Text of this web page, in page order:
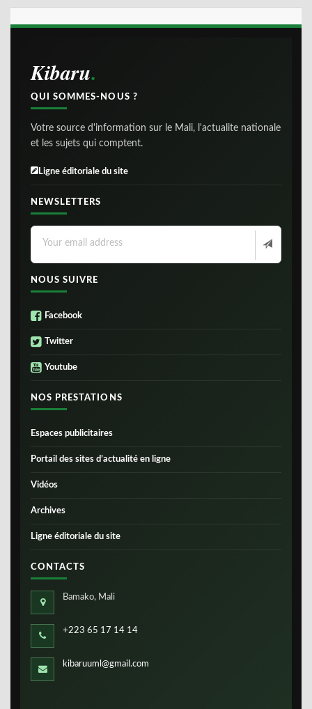
Kibaru
QUI SOMMES-NOUS ?
Votre source d'information sur le Mali, l'actualite nationale
et les sujets qui comptent.
Ligne éditoriale du site
NEWSLETTERS
NOUS SUIVRE
Facebook
Twitter
Youtube
NOS PRESTATIONS
Espaces publicitaires
Portail des sites d’actualité en ligne
Vidéos
Archives
Ligne éditoriale du site
CONTACTS
Bamako, Mali
+223 65 17 14 14
kibaruuml@gmail.com